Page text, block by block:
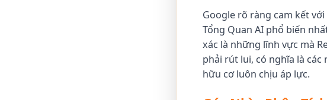
Google rõ ràng cam kết
Tổng Quan AI phổ biến
xác là những lĩnh vực mà
phải rút lui, có nghĩa là
hữu cơ luôn chịu áp lực.